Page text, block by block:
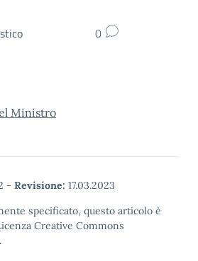
0
Ministro
- Revisione: 17.03.2023
specificato, questo articolo è
Creative Commons